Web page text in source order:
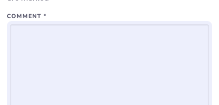
COMMENT *